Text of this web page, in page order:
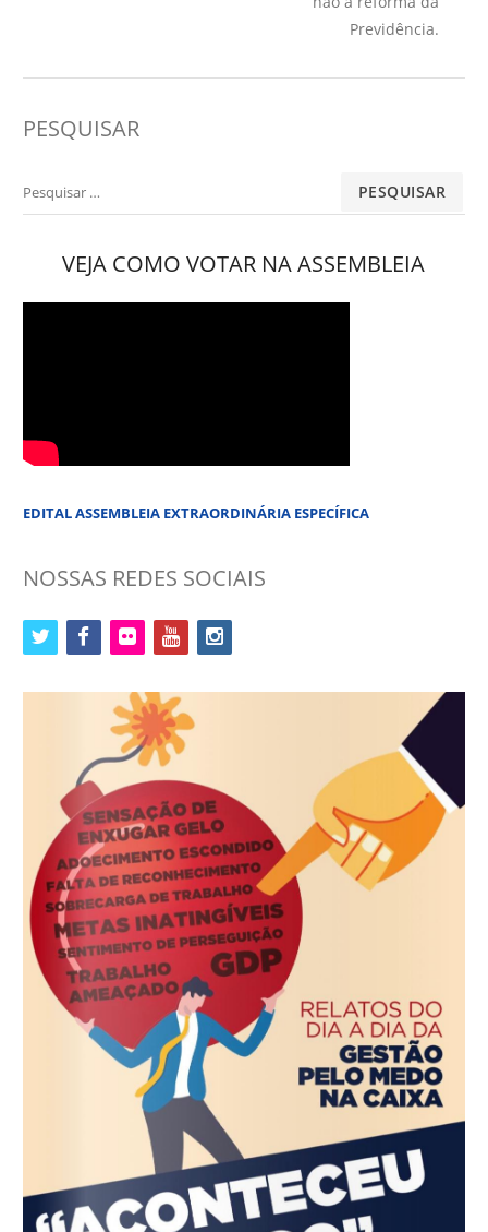
Previdência.
PESQUISAR
Pesquisar
VEJA COMO VOTAR NA ASSEMBLEIA
EDITAL ASSEMBLEIA EXTRAORDINÁRIA ESPECÍFICA
NOSSAS REDES SOCIAIS
twitter facebookflickr youtubeinstagram